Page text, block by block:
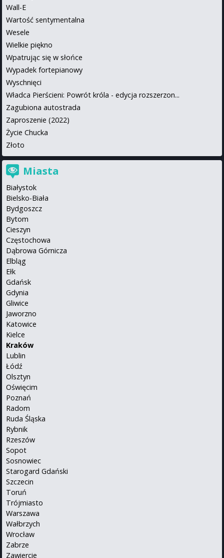
Wall-E
Wartość sentymentalna
Wesele
Wielkie piękno
Wpatrując się w słońce
Wypadek fortepianowy
Wyschnięci
Władca Pierścieni: Powrót króla - edycja rozszerzon...
Zagubiona autostrada
Zaproszenie (2022)
Życie Chucka
Złoto
Miasta
Białystok
Bielsko-Biała
Bydgoszcz
Bytom
Cieszyn
Częstochowa
Dąbrowa Górnicza
Elbląg
Ełk
Gdańsk
Gdynia
Gliwice
Jaworzno
Katowice
Kielce
Kraków
Lublin
Łódź
Olsztyn
Oświęcim
Poznań
Radom
Ruda Śląska
Rybnik
Rzeszów
Sopot
Sosnowiec
Starogard Gdański
Szczecin
Toruń
Trójmiasto
Warszawa
Wałbrzych
Wrocław
Zabrze
Zawiercie